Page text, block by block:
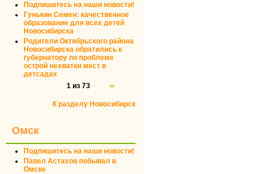
Подпишитесь на наши новости!
Гунькин Семен: качественное
образование для всех детей
Новосибирска
Родители Октябрьского района
Новосибирска обратились к
губернатору по проблеме
острой нехватки мест в
детсадах
1 из 73
››
К разделу Новосибирск
Омск
Подпишитесь на наши новости!
Павел Астахов побывал в
Омске